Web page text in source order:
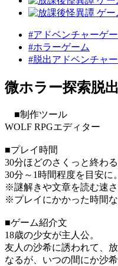
#アドベンチャーゲ
#ホラーゲーム
#脱出アドベンチャー
微ホラー探索脱
■制作ツール
WOLF RPGエディター
■プレイ時間
30分ほどのさくっと終わ
30分～1時間程度を目安に。
※謎解きや文章を読む速さ
※プレイにかかった時間
■ゲーム紹介文
18歳の少女が主人公。
友人の沙希に誘われて、
なるが、いつの間にか沙